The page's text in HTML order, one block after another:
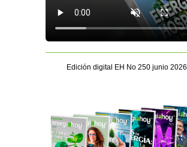
Edición digital EH No 250 junio 2026